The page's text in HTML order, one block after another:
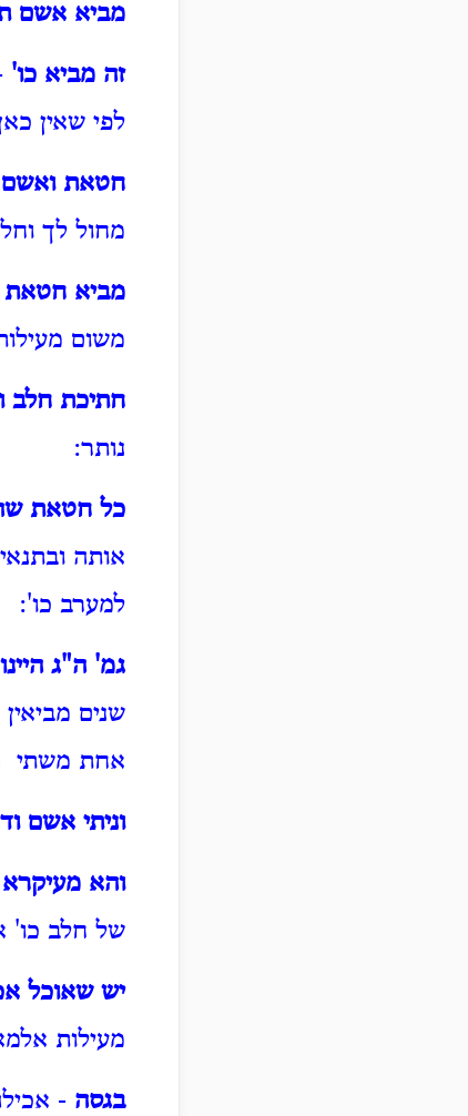
מביא אשם
זה מביא כו'
לפי שאין
חטאת ואשם
מחול לך
מביא חטאת
משום
חתיכת חלב
נותר:
כל חטאת
אותה
למערב כו':
גמ' ה"ג
שנים
אחת משתי
וניתי אשם
והא
של חלב כו'
יש שאוכל
מעילות
בגסה -